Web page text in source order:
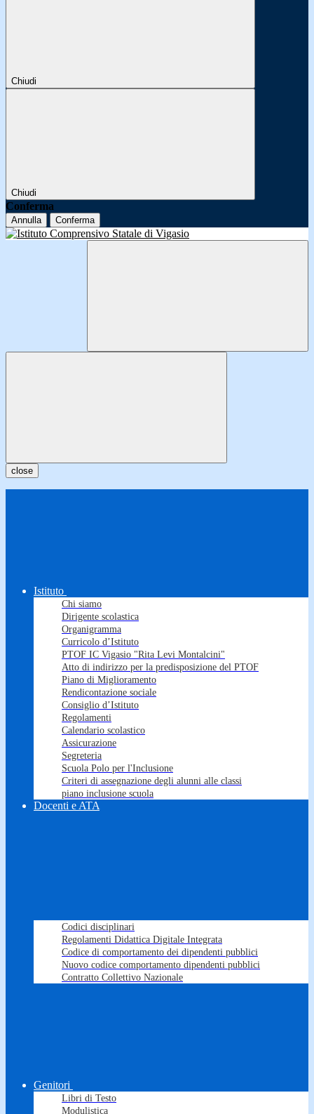
Chiudi
Chiudi
Conferma
Annulla Conferma
close
Istituto
Chi siamo
Dirigente scolastica
Organigramma
Curricolo d’Istituto
PTOF IC Vigasio "Rita Levi Montalcini"
Atto di indirizzo per la predisposizione del PTOF
Piano di Miglioramento
Rendicontazione sociale
Consiglio d’Istituto
Regolamenti
Calendario scolastico
Assicurazione
Segreteria
Scuola Polo per l'Inclusione
Criteri di assegnazione degli alunni alle classi
piano inclusione scuola
Docenti e ATA
Codici disciplinari
Regolamenti Didattica Digitale Integrata
Codice di comportamento dei dipendenti pubblici
Nuovo codice comportamento dipendenti pubblici
Contratto Collettivo Nazionale
Genitori
Libri di Testo
Modulistica